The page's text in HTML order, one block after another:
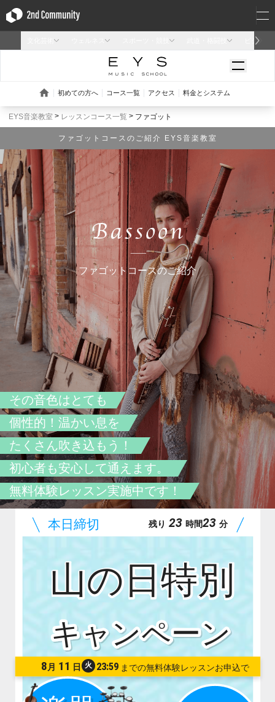
EYS音楽教室 レッスンコース一覧 ファゴット
ファゴットコースのご紹介 EYS音楽教室
その音色はとても
個性的！温かい息を
たくさん吹き込もう！
初心者も安心して通えます。
無料体験レッスン実施中です！
ファゴットコースのご紹介
山の日特別
8月 11 日 火 23:59
残り 23 時間23 分